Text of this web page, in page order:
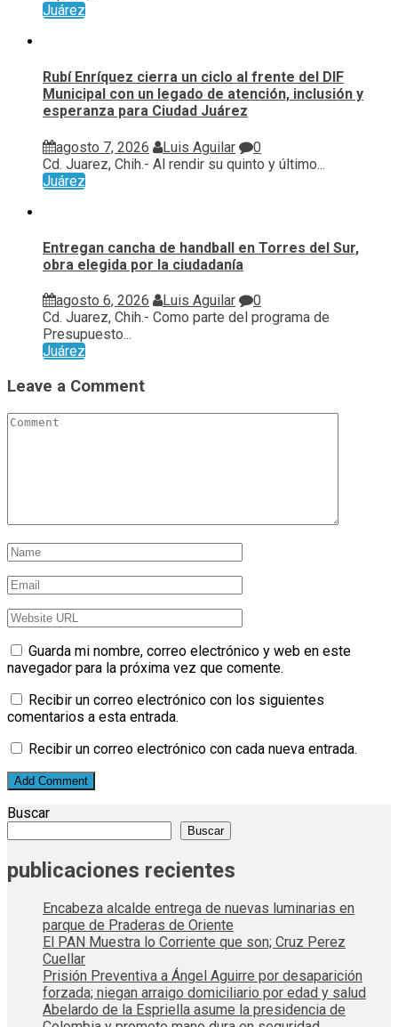
Juárez
Rubí Enríquez cierra un ciclo al frente del DIF
Municipal con un legado de atención, inclusión y
esperanza para Ciudad Juárez
agosto 7, 2026 Luis Aguilar
0
Cd. Juarez, Chih.- Al rendir su quinto y último...
Juárez
Entregan cancha de handball en Torres del Sur,
obra elegida por la ciudadanía
agosto 6, 2026 Luis Aguilar
0
Cd. Juarez, Chih.- Como parte del programa de
Presupuesto...
Juárez
Leave a Comment
Guarda mi nombre, correo electrónico y web en este
navegador para la próxima vez que comente.
Recibir un correo electrónico con los siguientes
comentarios a esta entrada.
Recibir un correo electrónico con cada nueva entrada.
Buscar
Buscar
publicaciones recientes
Encabeza alcalde entrega de nuevas luminarias en
parque de Praderas de Oriente
El PAN Muestra lo Corriente que son; Cruz Perez
Cuellar
Prisión Preventiva a Ángel Aguirre por desaparición
forzada; niegan arraigo domiciliario por edad y salud
Abelardo de la Espriella asume la presidencia de